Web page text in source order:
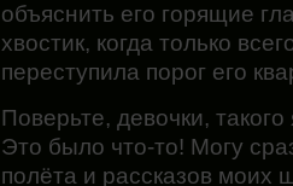
объяснить его горящие
хвостик, когда только
переступила порог его
Поверьте, девочки,
Это было что-то! Могу
полёта и рассказов моих